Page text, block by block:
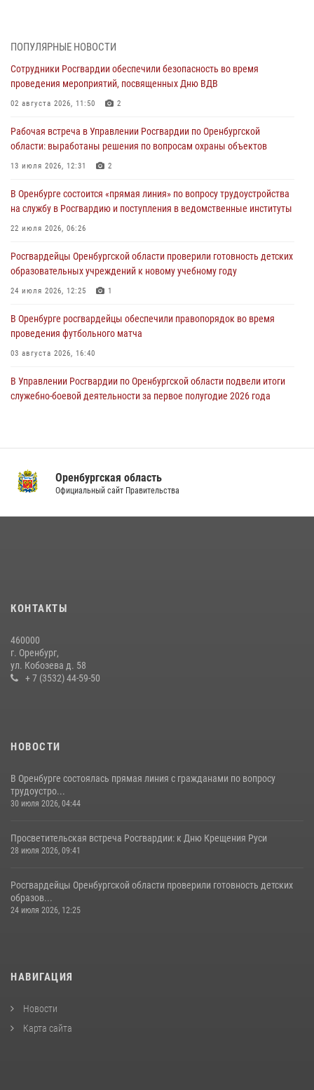
28 июля 2026, 09:41 1
Росгвардейцы обеспечили правопорядок на праздновании Дня
ВМФ в Оренбурге
27 июля 2026, 14:36 2
Росгвардейцы предотвратили трагедию: спасен мужчина в тяжелой
жизненной ситуации (ВИДЕО)
26 июля 2026, 14:45 1
Росгвардейцы Оренбургской области проверили готовность детских
образовательных учреждений к новому учебному году
24 июля 2026, 12:25
При силовой поддержке ОМОН «Кобра» Росгвардии в Оренбурге
проведён рейд по строительным объектам
23 июля 2026, 10:47
ПОПУЛЯРНЫЕ НОВОСТИ
Сотрудники Росгвардии обеспечили безопасность во время
проведения мероприятий, посвященных Дню ВДВ
02 августа 2026, 11:50 2
Рабочая встреча в Управлении Росгвардии по Оренбургской
области: выработаны решения по вопросам охраны объектов
13 июля 2026, 12:31 2
В Оренбурге состоится «прямая линия» по вопросу трудоустройства
на службу в Росгвардию и поступления в ведомственные институты
22 июля 2026, 06:26
Росгвардейцы Оренбургской области проверили готовность детских
образовательных учреждений к новому учебному году
24 июля 2026, 12:25 1
В Оренбурге росгвардейцы обеспечили правопорядок во время
проведения футбольного матча
03 августа 2026, 16:40
В Управлении Росгвардии по Оренбургской области подвели итоги
служебно-боевой деятельности за первое полугодие 2026 года
14 июля 2026, 10:43
16 июля 2026, 10:15
проведён рейд по строительным объектам
23 июля 2026, 10:47
Оренбургская область
Официальный сайт Правительства
КОНТАКТЫ
460000
г. Оренбург,
ул. Кобозева д. 58
+ 7 (3532) 44-59-50
НОВОСТИ
В Оренбурге состоялась прямая линия с гражданами по вопросу
трудоустро...
30 июля 2026, 04:44
Просветительская встреча Росгвардии: к Дню Крещения Руси
28 июля 2026, 09:41
Росгвардейцы Оренбургской области проверили готовность детских
образов...
24 июля 2026, 12:25
НАВИГАЦИЯ
Новости
Карта сайта